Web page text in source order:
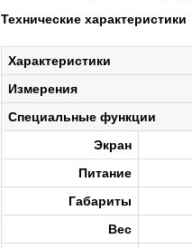
Технические
Характеристики
Измерения
Специальные функции
Экран
Питание
Габариты
Вес